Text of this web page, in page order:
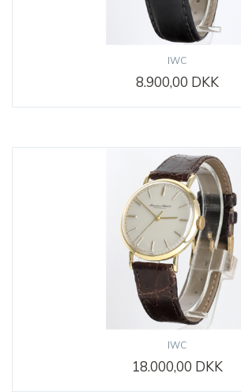
IWC
8.900,00 DKK
IWC
18.000,00 DKK